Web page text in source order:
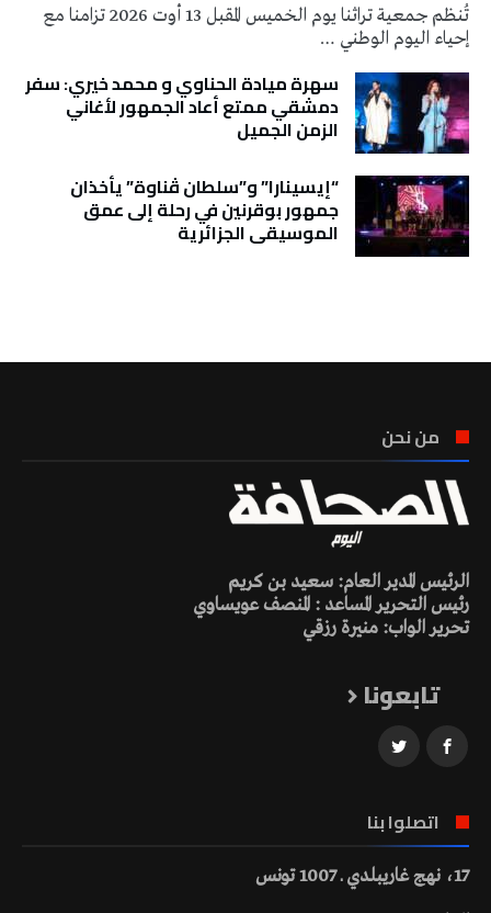
تُنظم جمعية تراثنا يوم الخميس المقبل 13 أوت 2026 تزامنا مع
إحياء اليوم الوطني …
سهرة ميادة الحناوي و محمد خيري: سفر
دمشقي ممتع أعاد الجمهور لأغاني
الزمن الجميل
“إيسينارا” و”سلطان ڤناوة” يأخذان
جمهور بوقرنين في رحلة إلى عمق
الموسيقى الجزائرية
من نحن
الرئيس المدير العام: سعيد بن كريم
رئيس التحرير المساعد : المنصف عويساوي
تحرير الواب: منيرة رزقي
تابعونا
اتصلوا بنا
17، نهج غاريبلدي ـ 1007 تونس